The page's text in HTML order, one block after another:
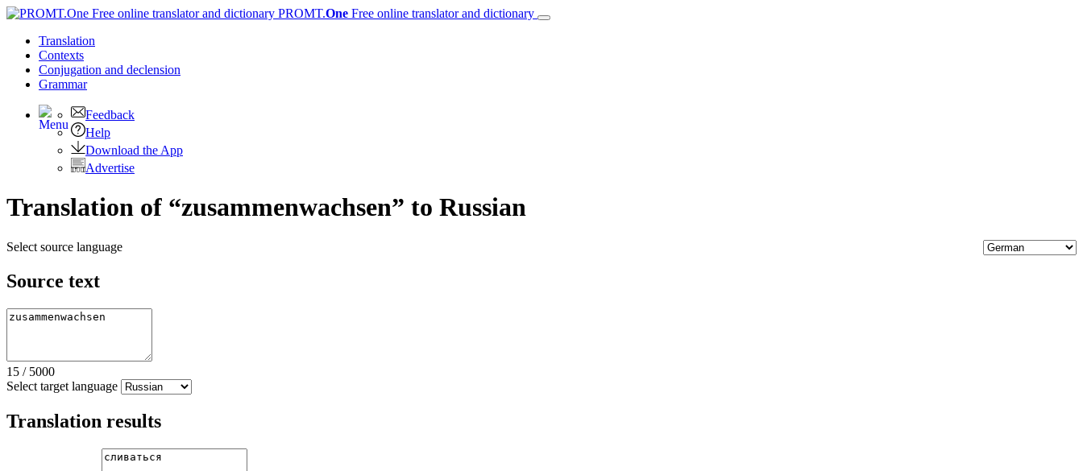
PROMT.One Free online translator and dictionary
Translation
Contexts
Conjugation and declension
Grammar
Feedback
Help
Download the App
Advertise
Translation of “zusammenwachsen” to Russian
Select source language
Source text
15 / 5000
Select target language
Translation results